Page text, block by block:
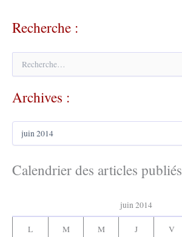
Recherche :
h
e
h
r
Archives :
A
h
iCalendrier des articles publiés
juin 2014
L M M J V